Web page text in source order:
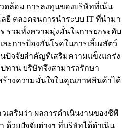
ดล้อม การลงทุนของบริษัทที่เน้น
ลยี ตลอดจนการนำระบบ IT ที่นำมา
รวมทั้งความมุ่งมั่นในการยกระดับ
ะการป้องกันโรคในการเลี้ยงสัตว์
นปัจจัยสำคัญที่เสริมความแข็งแกร่ง
ทาน บริษัทจึงสามารถรักษา
ร้างความมั่นใจในคุณภาพสินค้าได้
สริมว่า ผลการดำเนินงานของซีพี
ด้วยปัจจัยต่างๆ ที่บริษัทได้ดำเนิน